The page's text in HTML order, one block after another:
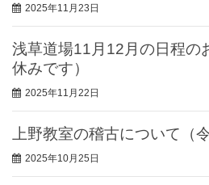
2025年11月23日
浅草道場11月12月の日程の
休みです）
2025年11月22日
上野教室の稽古について（
2025年10月25日